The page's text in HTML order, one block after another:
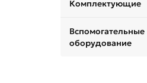
Комплектующие
Вспомогательные
оборудование